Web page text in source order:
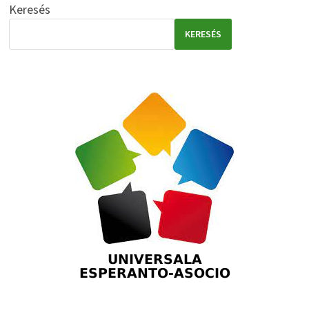
Keresés
KERESÉS